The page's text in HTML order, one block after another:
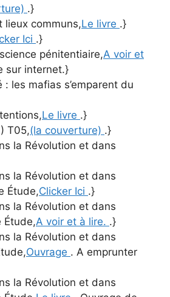
.}
lieux communs,Le livre .}
Ici .}
pénitentiaire,A voir et
sur internet.}
: les mafias s’emparent du
Le livre .}
T05,(la couverture) .}
la Révolution et dans
la Révolution et dans
Étude,Clicker Ici .}
la Révolution et dans
Étude,A voir et à lire. .}
la Révolution et dans
Ouvrage . A emprunter
la Révolution et dans